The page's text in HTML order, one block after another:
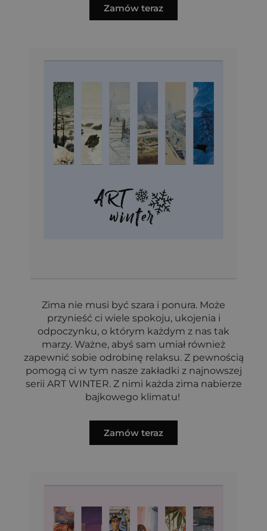
Zamów teraz
Zima nie musi być szara i ponura. Może
przynieść ci wiele spokoju, ukojenia i
odpoczynku, o którym każdym z nas tak
marzy. Ważne, abyś sam umiał również
zapewnić sobie odrobinę relaksu. Z pewnością
pomogą ci w tym nasze zakładki z najnowszej
serii ART WINTER. Z nimi każda zima nabierze
bajkowego klimatu!
Zamów teraz